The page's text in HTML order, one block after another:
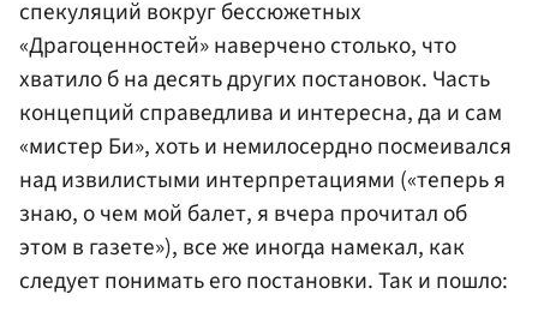
спекуляций вокруг бессюжетных
«Драгоценностей» наверчено столько, что
хватило б на десять других постановок. Часть
концепций справедлива и интересна, да и сам
«мистер Би», хоть и немилосердно посмеивался
над извилистыми интерпретациями («теперь я
знаю, о чем мой балет, я вчера прочитал об
этом в газете»), все же иногда намекал, как
следует понимать его постановки. Так и пошло: